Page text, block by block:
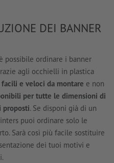
DEI BANNER
possibile ordinare i banner
agli occhielli in plastica
e veloci da montare e non
per tutte le dimensioni di
proposti. Se disponi già di un
puoi ordinare solo le
Sarà così più facile sostituire
dei tuoi motivi e